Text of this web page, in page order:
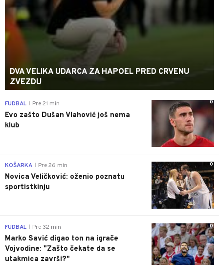
DVA VELIKA UDARCA ZA HAPOEL PRED CRVENU
ZVEZDU
0
FUDBAL Pre 21 min
Evo zašto Dušan Vlahović još nema
klub
0
KOŠARKA Pre 26 min
Novica Veličković: oženio poznatu
sportistkinju
0
FUDBAL Pre 32 min
Marko Savić digao ton na igrače
Vojvodine: "Zašto čekate da se
utakmica završi?"